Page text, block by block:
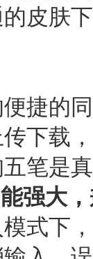
皮肤
的同
下载
笔是
大，
下，